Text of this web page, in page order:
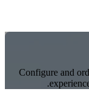
Configure and